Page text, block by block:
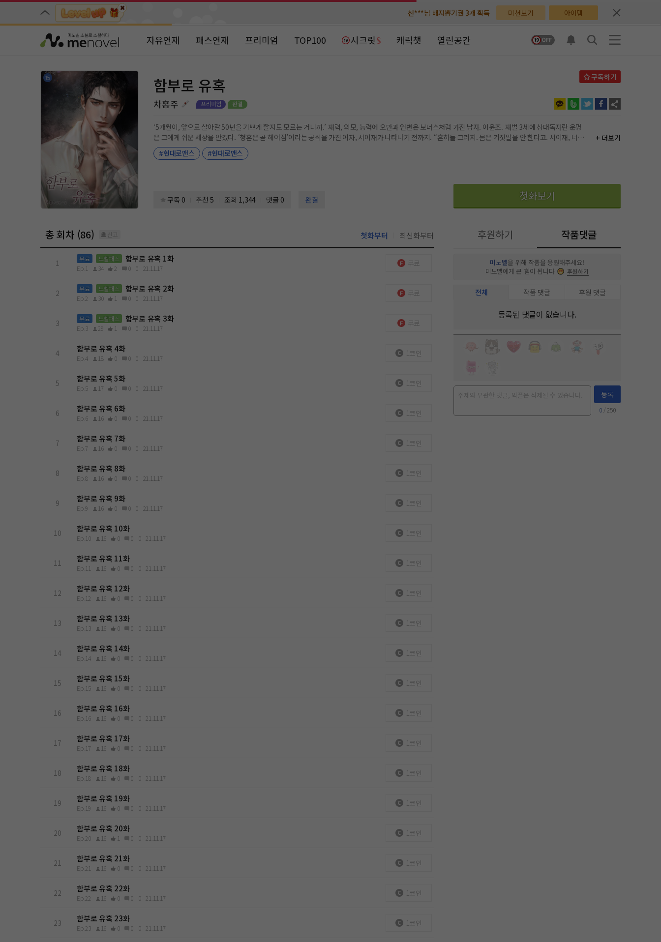
천***님 배지뽑기권 3개 획득
천***님 배지뽑기권 3개 획득
메**님 노벨패스 체험권 3일 획득
메**님 노벨패스 체험권 3일 획득
갈***님 후원10코인 획득
갈***님 후원10코인 획득
미션보기 아이템
자유연재 패스연재 프리미엄 TOP100 시크릿 캐릭챗 열린공간
함부로 유혹
차홍주
‘5개월이, 앞으로 살아갈 50년을 기쁘게 할지도 모르는 거니까.’ 재력, 외모, 능력에 오만과 언변은 보너스처럼 가진 남자. 이윤조. 재벌 3세에 삼대독자란 운명
은 그에게 쉬운 세상을 안겼다. ‘청혼은 곧 헤어짐’이라는 공식을 가진 여자, 서이재가 나타나기 전까지. “흔히들 그러지. 몸은 거짓말을 안 한다고. 서이재, 너도
날 원하잖아?” 제가 모시는 상사인 윤조의 통보 같은 고백에 이재는 자신의 귀를 의심했다. “거절하면……, 거절하면 어떻게 되는데요?” “아직 거절당해 본 적
이 없어서. 나도 내가 어떻게 나올지 모르겠는데?’ 분노, 욕망, 격정, 인내. 소용돌이치는 윤조의 눈동자를 마주하고 있자, 이재는 알 수 없는 전율이 일었다.
+ 더보기
#현대로맨스
#현대로맨스
구독 0 추천 5 조회 1,344 댓글 0 완결 첫화보기
총 회차 (86) 신고 첫화부터 최신화부터
1 무료 노벨패스 함부로 유혹 1화
Ep.1 34 2 0 0 21.11.17
무료
2 무료 노벨패스 함부로 유혹 2화
Ep.2 30 1 0 0 21.11.17
무료
3 무료 노벨패스 함부로 유혹 3화
Ep.3 29 1 0 0 21.11.17
무료
4 함부로 유혹 4화
Ep.4 18 0 0 0 21.11.17
1코인
5 함부로 유혹 5화
Ep.5 17 0 0 0 21.11.17
1코인
6 함부로 유혹 6화
Ep.6 16 0 0 0 21.11.17
1코인
7 함부로 유혹 7화
Ep.7 16 0 0 0 21.11.17
1코인
8 함부로 유혹 8화
Ep.8 16 0 0 0 21.11.17
1코인
9 함부로 유혹 9화
Ep.9 16 0 0 0 21.11.17
1코인
10 함부로 유혹 10화
Ep.10 16 0 0 0 21.11.17
1코인
11 함부로 유혹 11화
Ep.11 16 0 0 0 21.11.17
1코인
12 함부로 유혹 12화
Ep.12 16 0 0 0 21.11.17
1코인
13 함부로 유혹 13화
Ep.13 16 0 0 0 21.11.17
1코인
14 함부로 유혹 14화
Ep.14 16 0 0 0 21.11.17
1코인
15 함부로 유혹 15화
Ep.15 16 0 0 0 21.11.17
1코인
16 함부로 유혹 16화
Ep.16 16 0 0 0 21.11.17
1코인
17 함부로 유혹 17화
Ep.17 16 0 0 0 21.11.17
1코인
18 함부로 유혹 18화
Ep.18 16 0 0 0 21.11.17
1코인
19 함부로 유혹 19화
Ep.19 16 0 0 0 21.11.17
1코인
20 함부로 유혹 20화
Ep.20 16 1 0 0 21.11.17
1코인
21 함부로 유혹 21화
Ep.21 16 0 0 0 21.11.17
1코인
22 함부로 유혹 22화
Ep.22 16 0 0 0 21.11.17
1코인
23 함부로 유혹 23화
Ep.23 16 0 0 0 21.11.17
1코인
후원하기 작품댓글
미노벨을 위해 작품을 응원해주세요!
미노벨에게 큰 힘이 됩니다
후원하기
전체 작품 댓글 후원 댓글
등록된 댓글이 없습니다.
등록
0 / 250